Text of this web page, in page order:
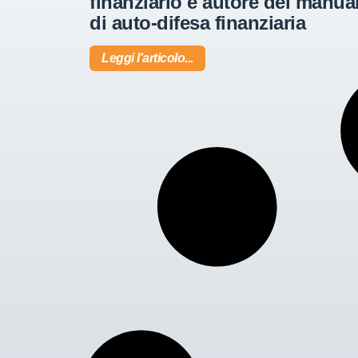
di auto-difesa finanziaria
Leggi l'articolo...